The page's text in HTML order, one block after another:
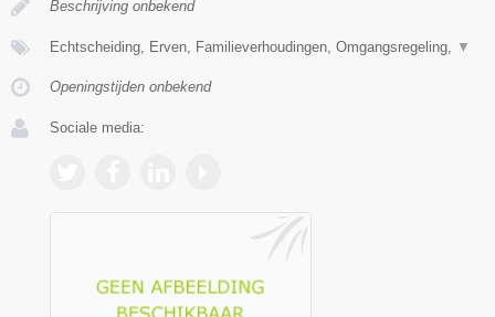
Beschrijving onbekend
Echtscheiding, Erven, Familieverhoudingen, Omgangsregeling, ▼
Openingstijden onbekend
Sociale media: